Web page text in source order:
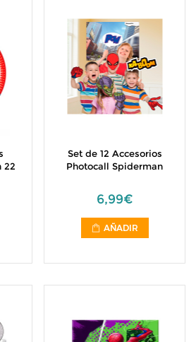
22
Set de 12 Accesorios
Photocall Spiderman
6,99€
AÑADIR